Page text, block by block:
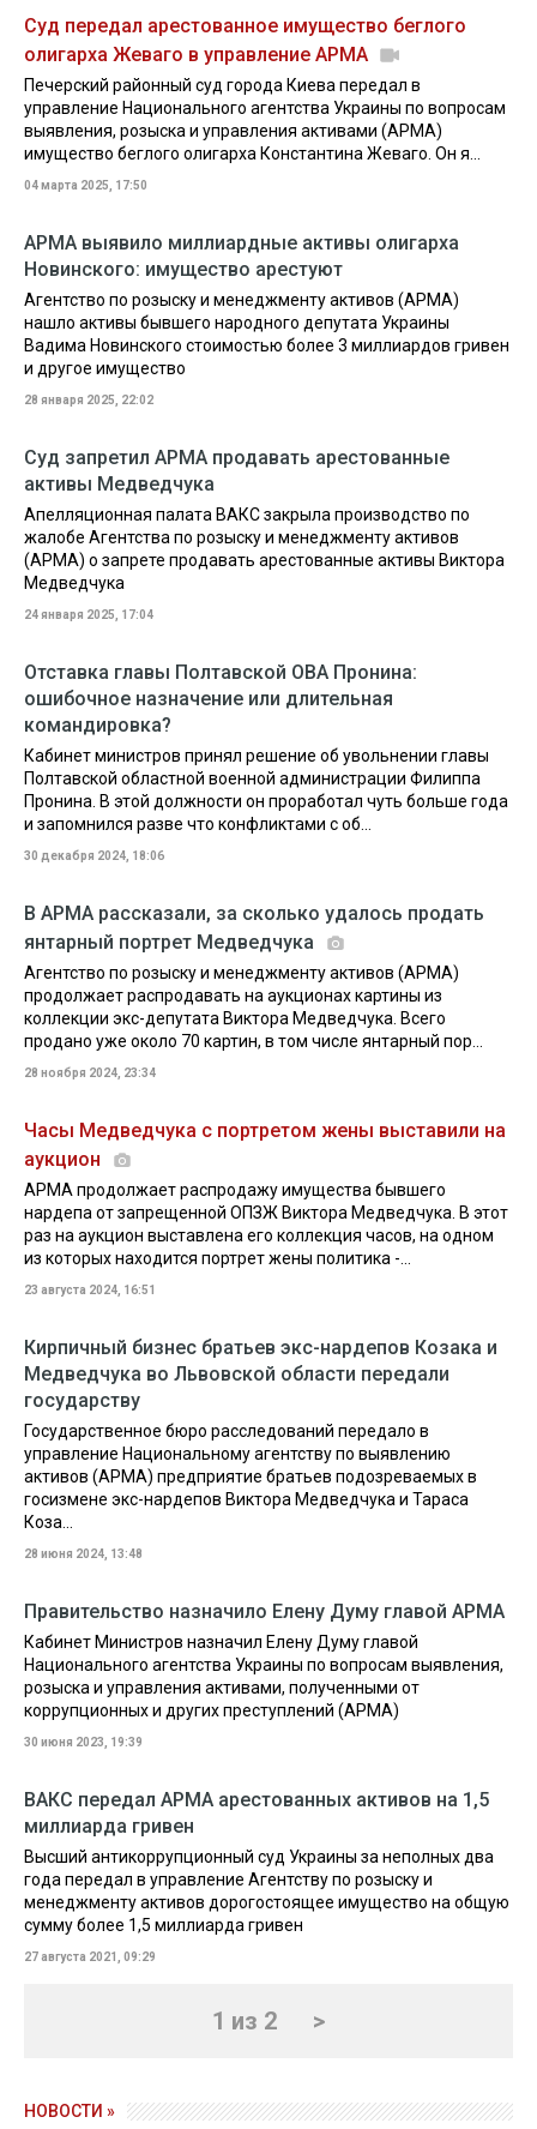
Суд передал арестованное имущество беглого
олигарха Жеваго в управление АРМА
Печерский районный суд города Киева передал в
управление Национального агентства Украины по вопросам
выявления, розыска и управления активами (АРМА)
имущество беглого олигарха Константина Жеваго. Он я...
04 марта 2025, 17:50
АРМА выявило миллиардные активы олигарха
Новинского: имущество арестуют
Агентство по розыску и менеджменту активов (АРМА)
нашло активы бывшего народного депутата Украины
Вадима Новинского стоимостью более 3 миллиардов гривен
и другое имущество
28 января 2025, 22:02
Суд запретил АРМА продавать арестованные
активы Медведчука
Апелляционная палата ВАКС закрыла производство по
жалобе Агентства по розыску и менеджменту активов
(АРМА) о запрете продавать арестованные активы Виктора
Медведчука
24 января 2025, 17:04
Отставка главы Полтавской ОВА Пронина:
ошибочное назначение или длительная
командировка?
Кабинет министров принял решение об увольнении главы
Полтавской областной военной администрации Филиппа
Пронина. В этой должности он проработал чуть больше года
и запомнился разве что конфликтами с об...
30 декабря 2024, 18:06
В АРМА рассказали, за сколько удалось продать
янтарный портрет Медведчука
Агентство по розыску и менеджменту активов (АРМА)
продолжает распродавать на аукционах картины из
коллекции экс-депутата Виктора Медведчука. Всего
продано уже около 70 картин, в том числе янтарный пор...
28 ноября 2024, 23:34
Часы Медведчука с портретом жены выставили на
аукцион
АРМА продолжает распродажу имущества бывшего
нардепа от запрещенной ОПЗЖ Виктора Медведчука. В этот
раз на аукцион выставлена его коллекция часов, на одном
из которых находится портрет жены политика -...
23 августа 2024, 16:51
Кирпичный бизнес братьев экс-нардепов Козака и
Медведчука во Львовской области передали
государству
Государственное бюро расследований передало в
управление Национальному агентству по выявлению
активов (АРМА) предприятие братьев подозреваемых в
госизмене экс-нардепов Виктора Медведчука и Тараса
Коза...
28 июня 2024, 13:48
Правительство назначило Елену Думу главой АРМА
Кабинет Министров назначил Елену Думу главой
Национального агентства Украины по вопросам выявления,
розыска и управления активами, полученными от
коррупционных и других преступлений (АРМА)
30 июня 2023, 19:39
ВАКС передал АРМА арестованных активов на 1,5
миллиарда гривен
Высший антикоррупционный суд Украины за неполных два
года передал в управление Агентству по розыску и
менеджменту активов дорогостоящее имущество на общую
сумму более 1,5 миллиарда гривен
27 августа 2021, 09:29
1 из 2 >
НОВОСТИ »